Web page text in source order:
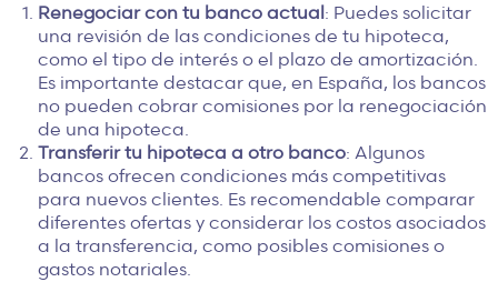
Renegociar con tu banco actual: Puedes solicitar
una revisión de las condiciones de tu hipoteca,
como el tipo de interés o el plazo de amortización.
Es importante destacar que, en España, los bancos
no pueden cobrar comisiones por la renegociación
de una hipoteca.
Transferir tu hipoteca a otro banco: Algunos
bancos ofrecen condiciones más competitivas
para nuevos clientes. Es recomendable comparar
diferentes ofertas y considerar los costos asociados
a la transferencia, como posibles comisiones o
gastos notariales.